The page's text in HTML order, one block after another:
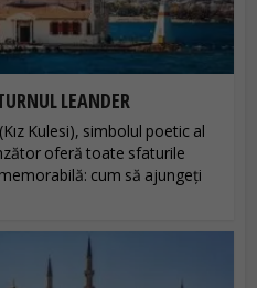
LEANDER
Kulesi), simbolul poetic al
oferă toate sfaturile
cum să ajungeți